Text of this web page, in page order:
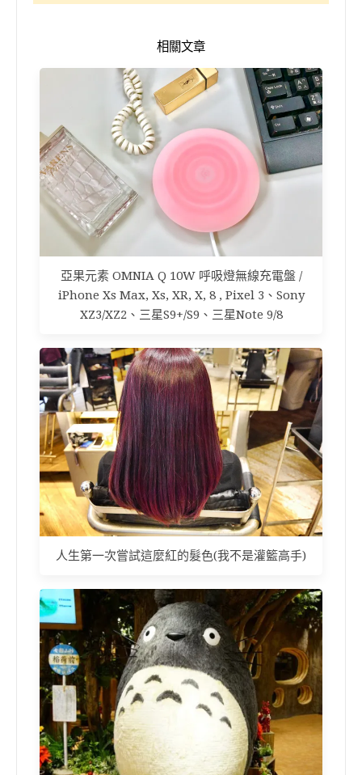
相關文章
亞果元素 OMNIA Q 10W 呼吸燈無線充電盤 /
iPhone Xs Max, Xs, XR, X, 8 , Pixel 3、Sony
XZ3/XZ2、三星S9+/S9、三星Note 9/8
人生第一次嘗試這麼紅的髮色(我不是灌籃高手)